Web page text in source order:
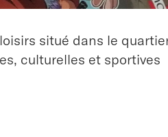
situé dans le
culturelles et sportives